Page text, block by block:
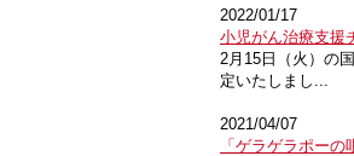
2022/01/17
小児がん治療支援
2月15日（火）の
定いたしまし...
2021/04/07
「ゲラゲラポー